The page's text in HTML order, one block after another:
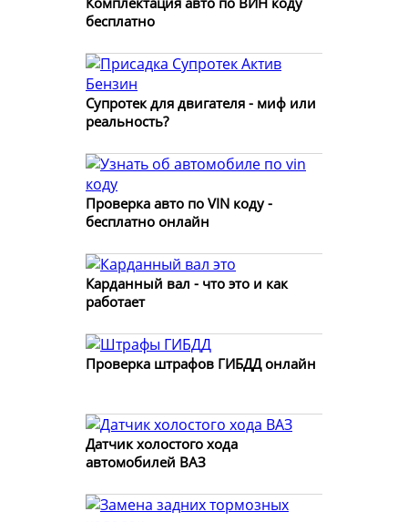
бесплатно
Супротек для двигателя - миф или
реальность?
Проверка авто по VIN коду -
бесплатно онлайн
Карданный вал - что это и как
работает
Проверка штрафов ГИБДД онлайн
Датчик холостого хода
автомобилей ВАЗ